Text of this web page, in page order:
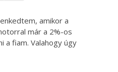
amikor a
már a 2%-os
a fiam. Valahogy úgy